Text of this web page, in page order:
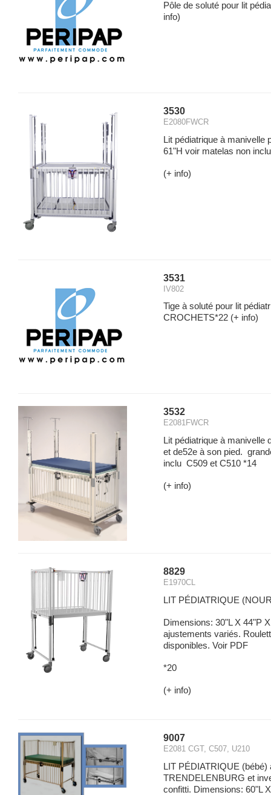
Pôle de soluté pour lit
info)
3530
E2080FWCR
Lit pédiatrique à manivelle
61"H voir matelas non
(+ info)
3531
IV802
Tige à soluté pour lit
CROCHETS*22 (+ info)
3532
E2081FWCR
Lit pédiatrique à manivelle
et de52e à son pied.
inclu C509 et C510 *14
(+ info)
8829
E1970CL
LIT PÉDIATRIQUE
Dimensions: 30"L X 44"P
ajustements variés.
disponibles. Voir PDF
*20
(+ info)
9007
E2081 CGT, C507, U210
LIT PÉDIATRIQUE
TRENDELENBURG et
confitti. Dimensions: 60"L